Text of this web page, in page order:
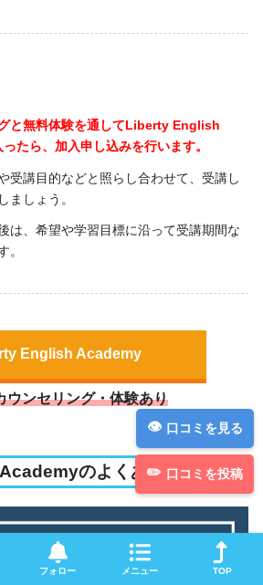
と無料体験を通してLiberty English
たら、加入申し込みを行います。
受講目的などと照らし合わせて、受講し
ましょう。
は、希望や学習目標に沿って受講期間な
。
English Academy
ンセリング・体験あり
のよくある質問
フォロー メニュー TOP
口コミを投稿
口コミを見る